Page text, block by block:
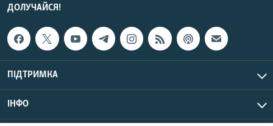
ДОЛУЧАЙСЯ!
ПІДТРИМКА
ІНФО